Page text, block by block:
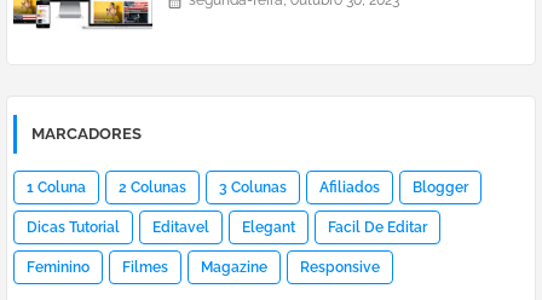
MARCADORES
1 Coluna 2 Colunas 3 Colunas Afiliados Blogger
Dicas Tutorial Editavel Elegant Facil De Editar
Feminino Filmes Magazine Responsive